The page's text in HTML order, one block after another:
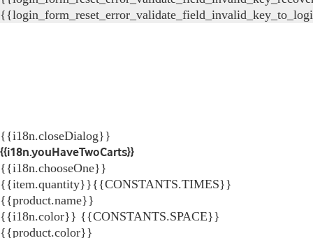
{{i18n.closeDialog}}
{{i18n.youHaveTwoCarts}}
{{i18n.chooseOne}}
{{item.quantity}}{{CONSTANTS.TIMES}}
{{product.name}}
{{i18n.color}} {{CONSTANTS.SPACE}}
{{product.color}}